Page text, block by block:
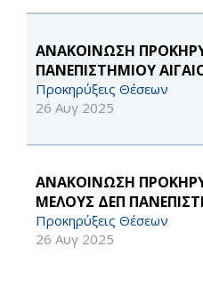
ΑΝΑΚΟΙΝΩΣΗ
ΠΑΝΕΠΙΣΤΗΜΙΟΥ
Προκηρύξεις Θέσεων
26 Αυγ 2025
ΑΝΑΚΟΙΝΩΣΗ
ΜΕΛΟΥΣ ΔΕΠ
Προκηρύξεις Θέσεων
26 Αυγ 2025